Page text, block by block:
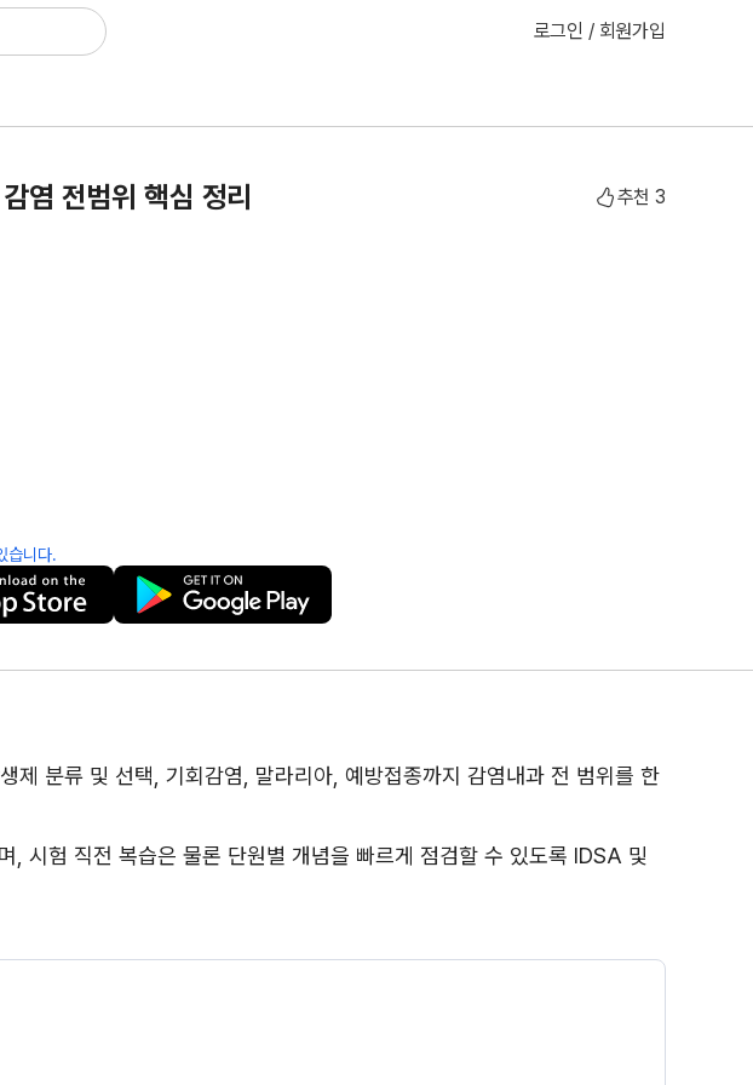
로그인 / 회원가입
염 전범위 핵심 정리 추천3
습니다.
분류 및 선택, 기회감염, 말라리아, 예방접종까지 감염내과 전 범위를 한
시험 직전 복습은 물론 단원별 개념을 빠르게 점검할 수 있도록 IDSA 및